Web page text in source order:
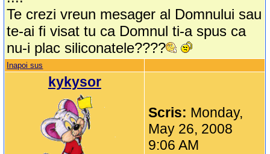
Te crezi vreun mesager al Domnului sau
te-ai fi visat tu ca Domnul ti-a spus ca
nu-i plac siliconatele????
Inapoi sus
kykysor
Scris: Monday,
May 26, 2008
9:06 AM